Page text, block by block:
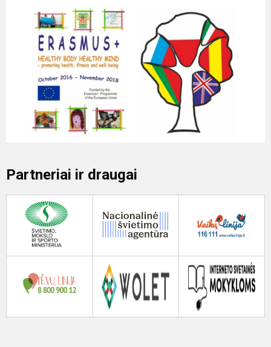
Partneriai ir draugai